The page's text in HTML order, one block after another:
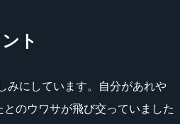
ト
みにしています。自分があれや
のウワサが飛び交っていました